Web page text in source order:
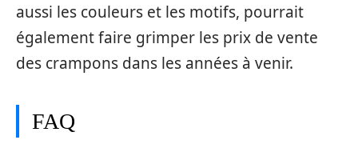
aussi les couleurs et les motifs, pourrait
également faire grimper les prix de vente
des crampons dans les années à venir.
FAQ